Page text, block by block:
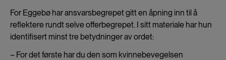
For Eggebø har ansvarsbegrepet gitt en åpning inn til å
reflektere rundt selve offerbegrepet. I sitt materiale har hun
identifisert minst tre betydninger av ordet:
– For det første har du den som kvinnebevegelsen